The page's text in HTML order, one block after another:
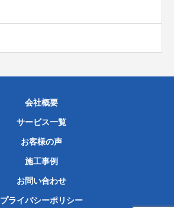
会社概要
サービス一覧
お客様の声
施工事例
お問い合わせ
プライバシーポリシー